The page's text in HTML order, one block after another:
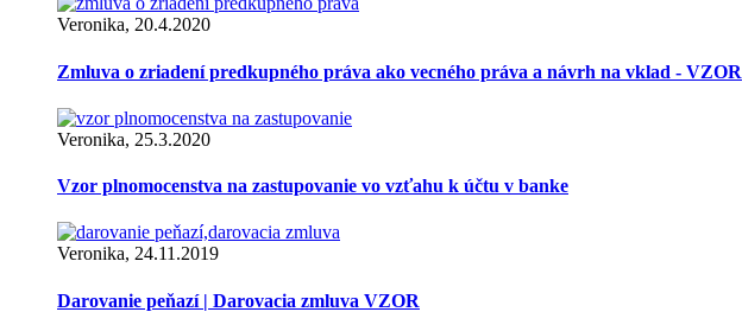
Veronika, 20.4.2020
Zmluva o zriadení predkupného práva ako vecného práva a návrh na vklad - VZOR
Veronika, 25.3.2020
Vzor plnomocenstva na zastupovanie vo vzťahu k účtu v banke
Veronika, 24.11.2019
Darovanie peňazí | Darovacia zmluva VZOR